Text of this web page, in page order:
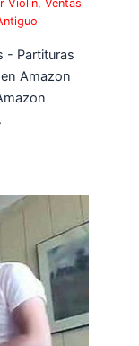
Violin,Ventas
- Partituras
Amazon